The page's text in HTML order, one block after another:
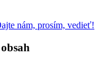
nám, prosím, vedieť!